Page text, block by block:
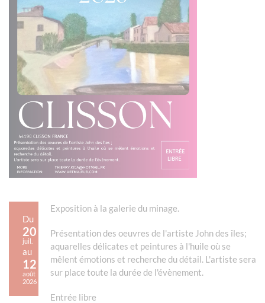
Du
20
juil.
au
12
août
2026
Exposition à la galerie du minage.
Présentation des oeuvres de l'artiste John des îles;
aquarelles délicates et peintures à l'huile où se
mêlent émotions et recherche du détail. L'artiste sera
sur place toute la durée de l'évènement.
Entrée libre